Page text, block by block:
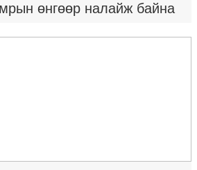
өнгөөр налайж байна